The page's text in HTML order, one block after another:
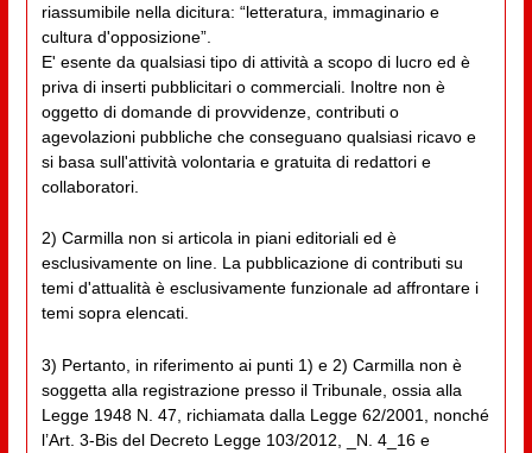
riassumibile nella dicitura: “letteratura, immaginario e
cultura d'opposizione”.
E' esente da qualsiasi tipo di attività a scopo di lucro ed è
priva di inserti pubblicitari o commerciali. Inoltre non è
oggetto di domande di provvidenze, contributi o
agevolazioni pubbliche che conseguano qualsiasi ricavo e
si basa sull'attività volontaria e gratuita di redattori e
collaboratori.
2) Carmilla non si articola in piani editoriali ed è
esclusivamente on line. La pubblicazione di contributi su
temi d'attualità è esclusivamente funzionale ad affrontare i
temi sopra elencati.
3) Pertanto, in riferimento ai punti 1) e 2) Carmilla non è
soggetta alla registrazione presso il Tribunale, ossia alla
Legge 1948 N. 47, richiamata dalla Legge 62/2001, nonché
l’Art. 3-Bis del Decreto Legge 103/2012, _N. 4_16 e